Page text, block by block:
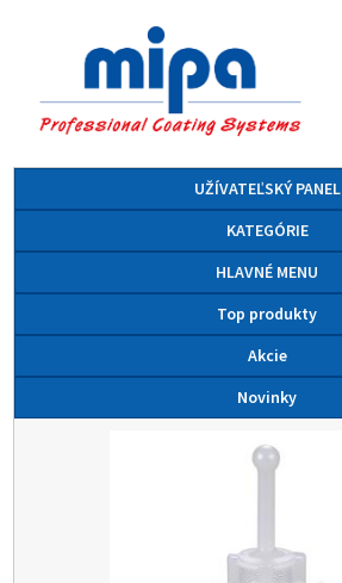
UŽÍVATEĽSKÝ PANEL
KATEGÓRIE
HLAVNÉ MENU
Top produkty
Akcie
Novinky